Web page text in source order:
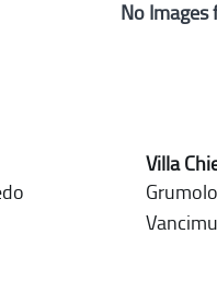
No Images
Villa